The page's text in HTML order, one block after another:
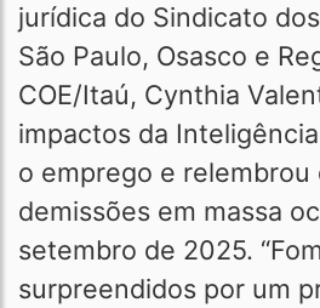
jurídica do Sindicato
São Paulo, Osasco e
COE/Itaú, Cynthia
impactos da
o emprego e relembrou
demissões em massa
setembro de 2025.
surpreendidos por um